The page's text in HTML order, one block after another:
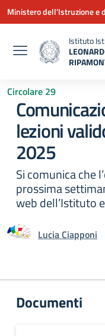
Vai ai contenuti
Vai al menu di navigazione
Vai al footer
Ministero dell'Istruzione e
Istituto
Circolare 29
lezioni
2025
Si comunica che
prossima
web dell’Istituto
Lucia Ciapponi
Documenti